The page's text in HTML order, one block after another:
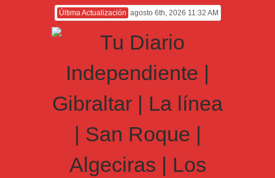
Última Actualización agosto 6th, 2026 11:32 AM